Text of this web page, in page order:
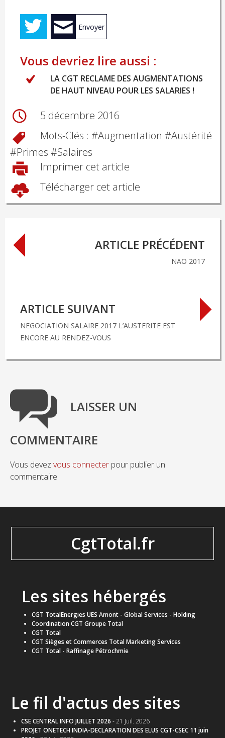
Envoyer
Vous devriez lire aussi :
LA CGT RECLAME DES AUGMENTATIONS
DE HAUT NIVEAU POUR LES SALARIES !
5 décembre 2016
Mots-Clés : #Augmentation #Austérité
#Primes #Salaires
Imprimer cet article
Télécharger cet article
Post
navigation
ARTICLE PRÉCÉDENT
NAO 2017
ARTICLE SUIVANT
NEGOCIATION SALAIRE 2017 L’AUSTERITE EST
ENCORE AU RENDEZ-VOUS
LAISSER UN
COMMENTAIRE
Vous devez vous connecter pour publier un
commentaire.
CgtTotal.fr
Les sites hébergés
CGT TotalEnergies UES Amont - Global Services - Holding
Coordination CGT Groupe Total
CGT Total
CGT Sièges et Commerces Total Marketing Services
CGT Total - Raffinage Pétrochmie
Le fil d'actus des sites
CSE CENTRAL INFO JUILLET 2026 - 21 Juil. 2026
PROJET ONETECH INDIA-DECLARATION DES ELUS CGT-CSEC 11 juin